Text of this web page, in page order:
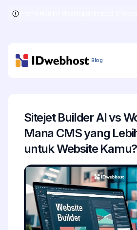
Blog
Sitejet Builder AI vs
Mana CMS yang
untuk Website Kamu?